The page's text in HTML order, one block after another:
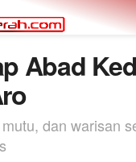
Abad
dan warisan